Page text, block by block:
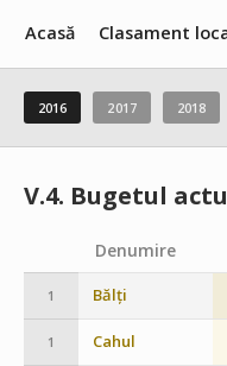
Acasă Clasament
2016 2017 2018
V.4. Bugetul
Denumire
1 Bălți
1 Cahul